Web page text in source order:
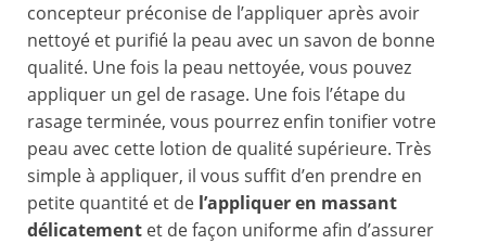
concepteur préconise de l’appliquer après avoir
nettoyé et purifié la peau avec un savon de bonne
qualité. Une fois la peau nettoyée, vous pouvez
appliquer un gel de rasage. Une fois l’étape du
rasage terminée, vous pourrez enfin tonifier votre
peau avec cette lotion de qualité supérieure. Très
simple à appliquer, il vous suffit d’en prendre en
petite quantité et de l’appliquer en massant
délicatement et de façon uniforme afin d’assurer